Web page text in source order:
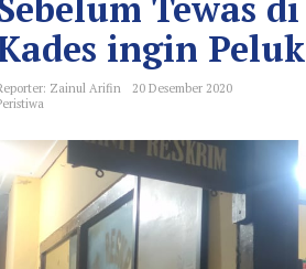
ingin
Zainul Arifin
20 Desember 2020